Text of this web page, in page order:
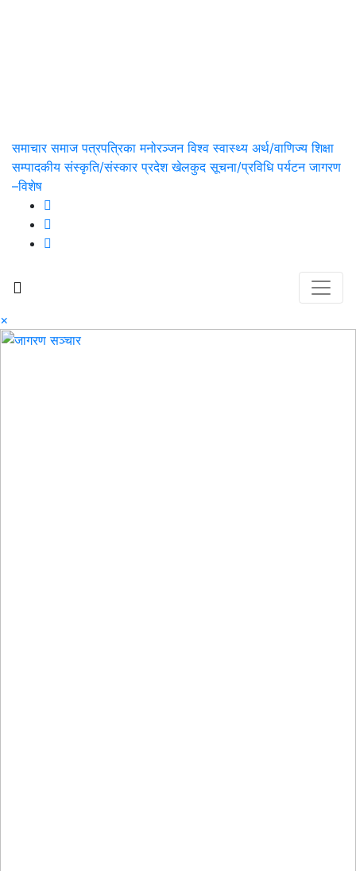
समाचार समाज पत्रपत्रिका मनोरञ्जन विश्व स्वास्थ्य अर्थ/वाणिज्य शिक्षा
सम्पादकीय संस्कृति/संस्कार प्रदेश खेलकुद सूचना/प्रविधि पर्यटन जागरण
–विशेष
×